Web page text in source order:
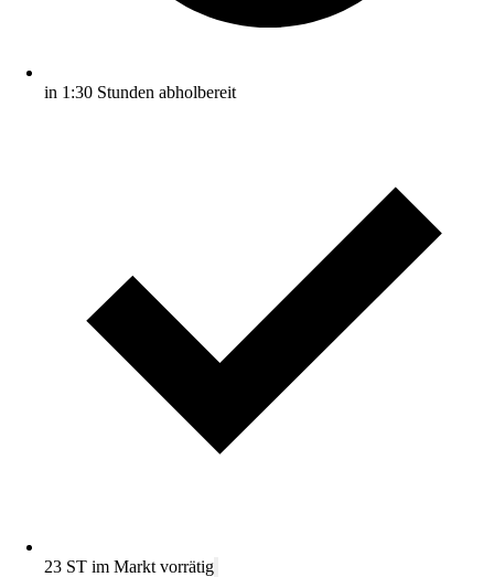
in 1:30 Stunden abholbereit
23 ST im Markt vorrätig